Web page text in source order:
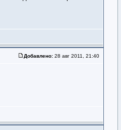
Добавлено: 28 авг 2011, 21:40